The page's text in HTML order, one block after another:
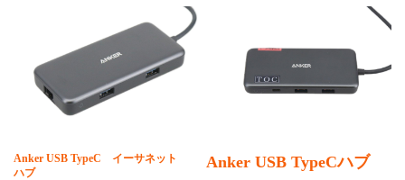
Anker USB TypeC イーサネット
ハブ
Anker USB TypeCハブ